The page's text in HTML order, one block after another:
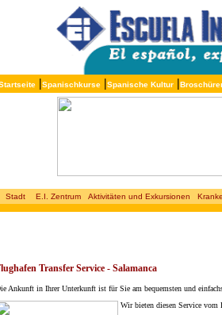
|Spanischkurse |Spanische Kultur |
Stadt E.I. Zentrum Aktivitäten und Exkursionen
Transfer Service - Salamanca
Ankunft in Ihrer Unterkunft ist für Sie am bequemsten und
Wir bieten diesen Service vom